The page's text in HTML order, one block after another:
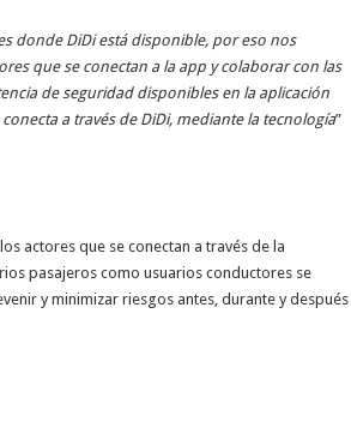
donde DiDi está disponible, por eso nos
que se conectan a la app y colaborar con las
de seguridad disponibles en la aplicación
a través de DiDi, mediante la tecnología”
actores que se conectan a través de la
pasajeros como usuarios conductores se
y minimizar riesgos antes, durante y después